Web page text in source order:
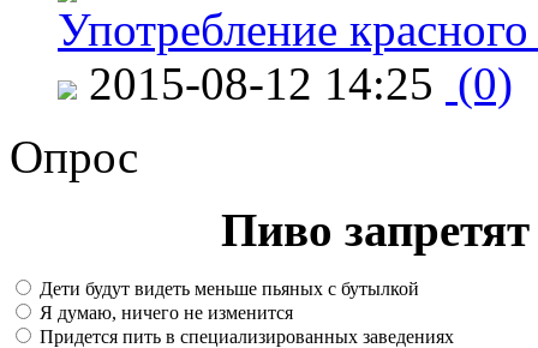
Употребление
2015-08-12 14:25 (0)
Опрос
Пиво
Дети будут видеть меньше пьяных с бутылкой
Я думаю, ничего не изменится
Придется пить в специализированных заведениях